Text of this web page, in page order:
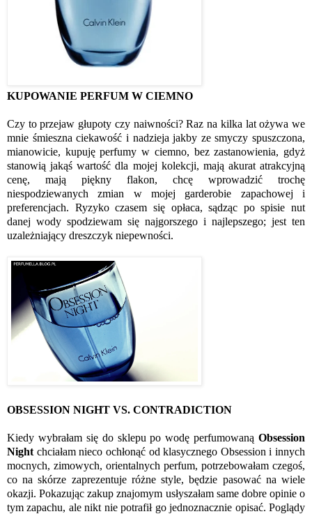
KUPOWANIE PERFUM W CIEMNO
Czy to przejaw głupoty czy naiwności? Raz na kilka lat ożywa we
mnie śmieszna ciekawość i nadzieja jakby ze smyczy spuszczona,
mianowicie, kupuję perfumy w ciemno, bez zastanowienia, gdyż
stanowią jakąś wartość dla mojej kolekcji, mają akurat atrakcyjną
cenę, mają piękny flakon, chcę wprowadzić trochę
niespodziewanych zmian w mojej garderobie zapachowej i
preferencjach. Ryzyko czasem się opłaca, sądząc po spisie nut
danej wody spodziewam się najgorszego i najlepszego; jest ten
uzależniający dreszczyk niepewności.
OBSESSION NIGHT VS. CONTRADICTION
Kiedy wybrałam się do sklepu po wodę perfumowaną Obsession
Night chciałam nieco ochłonąć od klasycznego Obsession i innych
mocnych, zimowych, orientalnych perfum, potrzebowałam czegoś,
co na skórze zaprezentuje różne style, będzie pasować na wiele
okazji. Pokazując zakup znajomym usłyszałam same dobre opinie o
tym zapachu, ale nikt nie potrafił go jednoznacznie opisać. Poglądy